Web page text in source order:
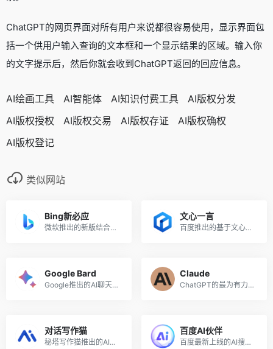
ChatGPT的网页界面对所有用户来说都很容易使用，显示界面包
括一个供用户输入查询的文本框和一个显示结果的区域。输入你
的文字提示后，然后你就会收到ChatGPT返回的回应信息。
AI绘画工具 AI智能体 AI知识付费工具
AI版权分发
AI版权授权
AI版权交易 AI版权存证
AI版权确权
AI版权登记
类似网站
Bing新必应
微软推出的新版结合了ChatGPT功能的必应
文心一言
百度推出的基于文心大模型的AI对话互动工具
Google Bard
Google推出的AI聊天对话机器人Bard
Claude
ChatGPT的最为有力的竞争对手之一
对话写作猫
秘塔写作猫推出的AI对话聊天工具
百度AI伙伴
百度最新上线的AI搜索对话工具